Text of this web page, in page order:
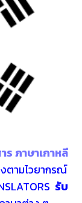
ร ภาษาเกาหลี
งตามไวยากรณ์
รับ